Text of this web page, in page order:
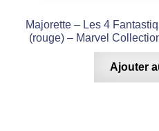
Majorette – Les 4
(rouge) – Marvel
Ajouter